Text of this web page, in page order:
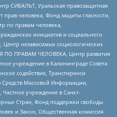
СИБАЛЬТ, Уральская правозащитная
человека, Фонд защиты гласности,
по правам человека,
инициатив и социального
Центр независимых социологических
ПО ПРАВАМ ЧЕЛОВЕКА, Центр развития
учреждение в Калининграде Совета
содействие, Трансперенси
Массовой Информации,
Частное учреждение в Санкт-
Стран, Фонд поддержки свободы
и Закон, Общественная комиссия